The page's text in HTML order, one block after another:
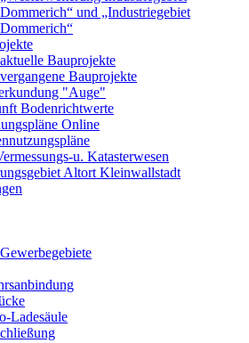
Dommerich“ und „Industriegebiet
Dommerich“
aktuelle Bauprojekte
vergangene Bauprojekte
"Auge"
Bodenrichtwerte
Online
u. Katasterwesen
Altort Kleinwallstadt
Ladesäule